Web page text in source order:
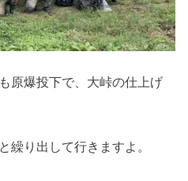
原爆投下で、大峠の仕上げ
繰り出して行きますよ。